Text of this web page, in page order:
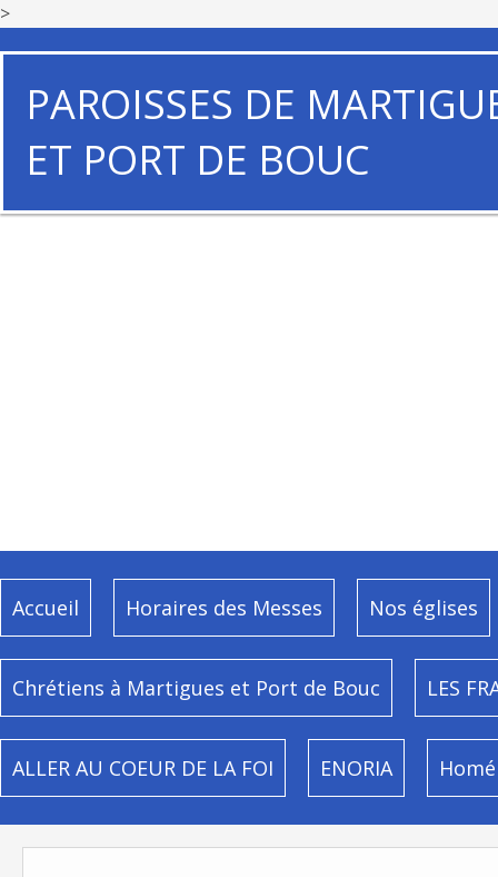
>
PAROISSES DE
ET PORT DE BOUC
Accueil Horaires des Messes Nos églises
Chrétiens à Martigues et Port de Bouc LES
ALLER AU COEUR DE LA FOI ENORIA